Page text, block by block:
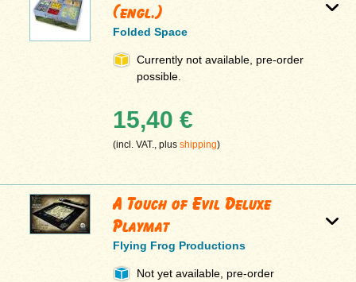
(engl.)
Folded Space
Currently not available, pre-order
possible.
15,40 €
(incl. VAT., plusshipping)
A Touch of Evil Deluxe
Playmat
Flying Frog Productions
Not yet available, pre-order